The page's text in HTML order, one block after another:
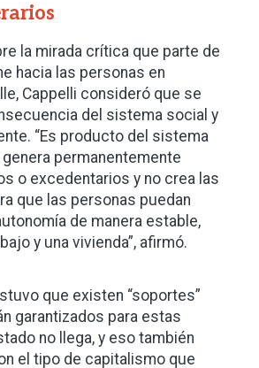
la mirada crítica que parte de
hacia las personas en
Cappelli consideró que se
del sistema social y
“Es producto del sistema
permanentemente
o excedentarios y no crea las
que las personas puedan
de manera estable,
y una vivienda”, afirmó.
que existen “soportes”
garantizados para estas
no llega, y eso también
el tipo de capitalismo que